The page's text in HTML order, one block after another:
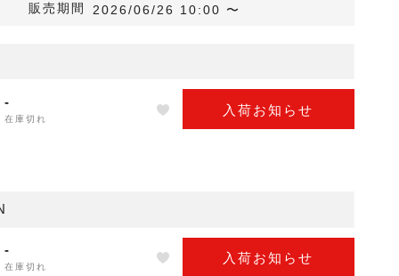
販売期間 2026/06/26 10:00 〜
-
在庫切れ
入荷お知らせ
-
在庫切れ
入荷お知らせ